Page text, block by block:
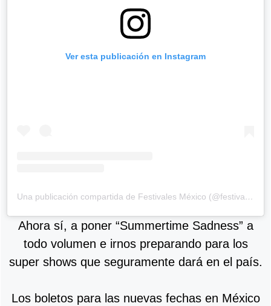
Ver esta publicación en Instagram
Una publicación compartida de Festivales México (@festivalesmexico)
Ahora sí, a poner “Summertime Sadness” a
todo volumen e irnos preparando para los
super shows que seguramente dará en el país.
Los boletos para las nuevas fechas en México